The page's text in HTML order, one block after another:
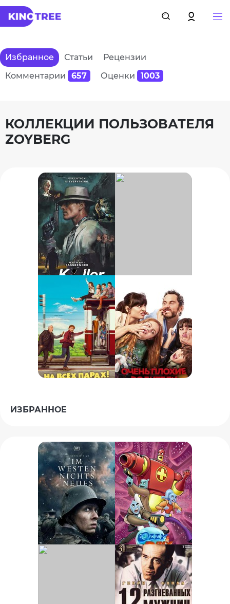
Избранное Статьи
Рецензии
Комментарии
657 Оценки 1003
КОЛЛЕКЦИИ ПОЛЬЗОВАТЕЛЯ
ZOYBERG
ИЗБРАННОЕ